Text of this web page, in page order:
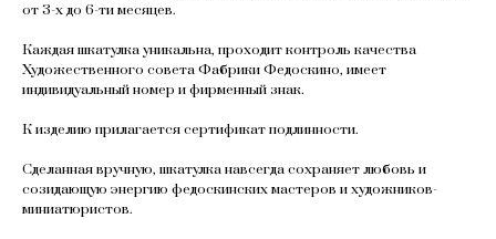
от 3-х до 6-ти месяцев.
Каждая шкатулка уникальна, проходит контроль качества
Художественного совета Фабрики Федоскино, имеет
индивидуальный номер и фирменный знак.
К изделию прилагается сертификат подлинности.
Сделанная вручную, шкатулка навсегда сохраняет любовь и
созидающую энергию федоскинских мастеров и художников-
миниатюристов.